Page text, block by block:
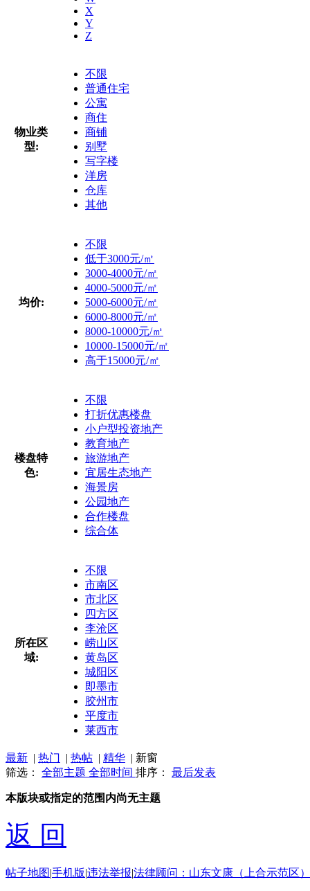
X
Y
Z
物业类
型:
不限
普通住宅
公寓
商住
商铺
别墅
写字楼
洋房
仓库
其他
均价:
不限
低于3000元/㎡
3000-4000元/㎡
4000-5000元/㎡
5000-6000元/㎡
6000-8000元/㎡
8000-10000元/㎡
10000-15000元/㎡
高于15000元/㎡
楼盘特
色:
不限
打折优惠楼盘
小户型投资地产
教育地产
旅游地产
宜居生态地产
海景房
公园地产
合作楼盘
综合体
所在区
域:
不限
市南区
市北区
四方区
李沧区
崂山区
黄岛区
城阳区
即墨市
胶州市
平度市
莱西市
最新 | 热门 | 热帖 | 精华 | 新窗
筛选： 全部主题 全部时间 排序： 最后发表
本版块或指定的范围内尚无主题
返 回
帖子地图|手机版|违法举报|法律顾问：山东文康（上合示范区